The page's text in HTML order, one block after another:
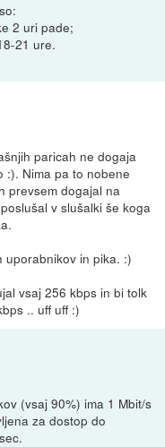
2 uri pade;
21 ure.
paricah ne dogaja
:). Nima pa to nobene
prevsem dogajal na
v slušalki še koga
uporabnikov in pika. :)
vsaj 256 kbps in bi tolk
.. uff uff :)
(vsaj 90%) ima 1 Mbit/s
za dostop do